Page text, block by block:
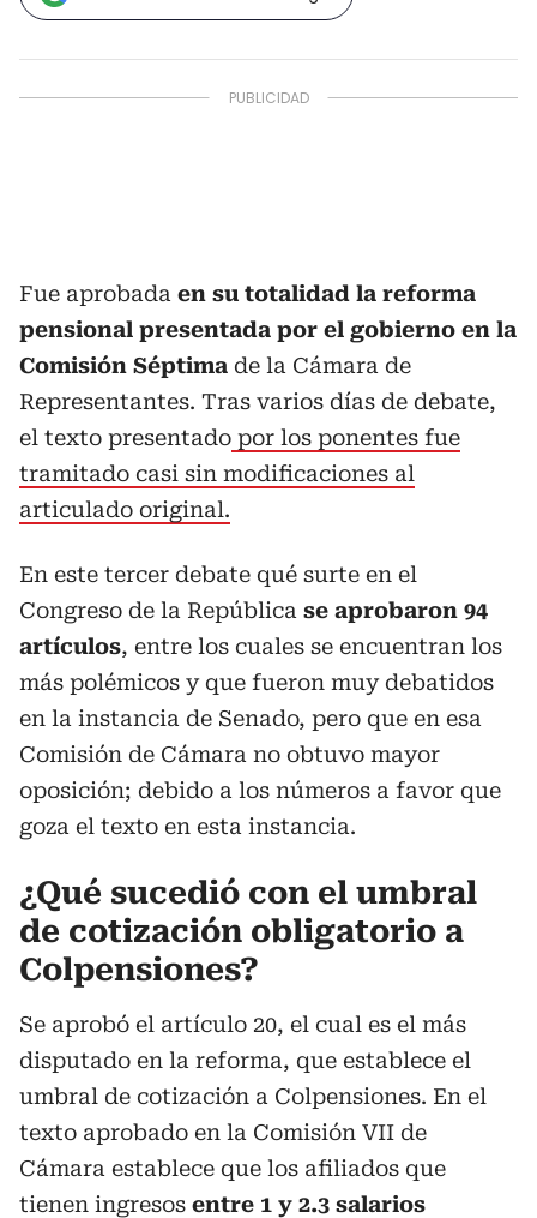
Fue aprobada en su totalidad la reforma
pensional presentada por el gobierno en la
Comisión Séptima de la Cámara de
Representantes. Tras varios días de debate,
el texto presentado por los ponentes fue
tramitado casi sin modificaciones al
articulado original.
En este tercer debate qué surte en el
Congreso de la República se aprobaron 94
artículos, entre los cuales se encuentran los
más polémicos y que fueron muy debatidos
en la instancia de Senado, pero que en esa
Comisión de Cámara no obtuvo mayor
oposición; debido a los números a favor que
goza el texto en esta instancia.
¿Qué sucedió con el umbral
de cotización obligatorio a
Colpensiones?
Se aprobó el artículo 20, el cual es el más
disputado en la reforma, que establece el
umbral de cotización a Colpensiones. En el
texto aprobado en la Comisión VII de
Cámara establece que los afiliados que
tienen ingresos entre 1 y 2.3 salarios